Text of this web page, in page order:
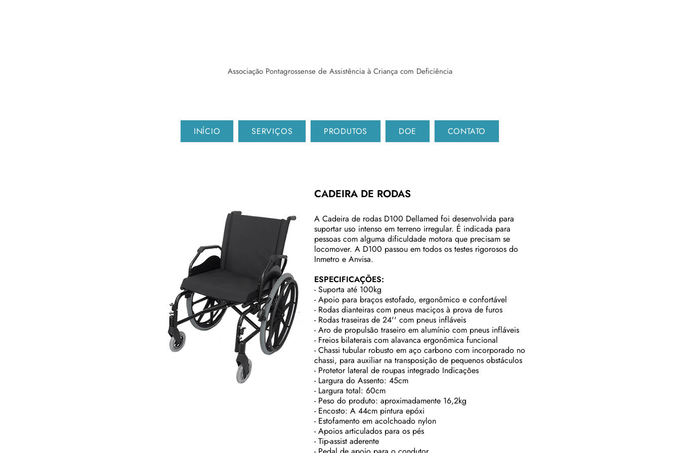
Associação Pontagrossense de Assistência à Criança com Deficiência
INÍCIO SERVIÇOS PRODUTOS DOE CONTATO
CADEIRA DE RODAS
A Cadeira de rodas D100 Dellamed foi desenvolvida para
suportar uso intenso em terreno irregular. É indicada para
pessoas com alguma dificuldade motora que precisam se
locomover. A D100 passou em todos os testes rigorosos do
Inmetro e Anvisa.
ESPECIFICAÇÕES:
- Suporta até 100kg
- Apoio para braços estofado, ergonômico e confortável
- Rodas dianteiras com pneus maciços à prova de furos
- Rodas traseiras de 24'' com pneus infláveis
- Aro de propulsão traseiro em alumínio com pneus infláveis
- Freios bilaterais com alavanca ergonômica funcional
- Chassi tubular robusto em aço carbono com incorporado no
chassi, para auxiliar na transposição de pequenos obstáculos
- Protetor lateral de roupas integrado Indicações
- Largura do Assento: 45cm
- Largura total: 60cm
- Peso do produto: aproximadamente 16,2kg
- Encosto: A 44cm pintura epóxi
- Estofamento em acolchoado nylon
- Apoios articulados para os pés
- Tip-assist aderente